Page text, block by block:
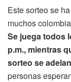
Este sorteo se
muchos
Se juega todos
p.m., mientras
sorteo se
personas